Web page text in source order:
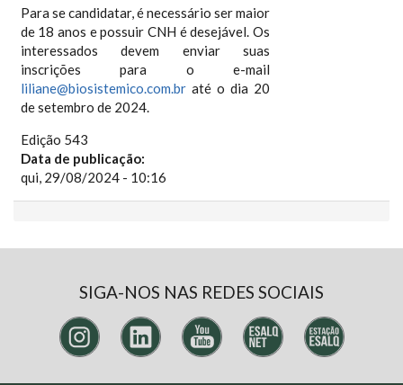
Para se candidatar, é necessário ser maior
de 18 anos e possuir CNH é desejável. Os
interessados devem enviar suas
inscrições para o e-mail
liliane@biosistemico.com.braté o dia 20
de setembro de 2024.
Edição 543
Data de publicação:
qui, 29/08/2024 - 10:16
SIGA-NOS NAS REDES SOCIAIS